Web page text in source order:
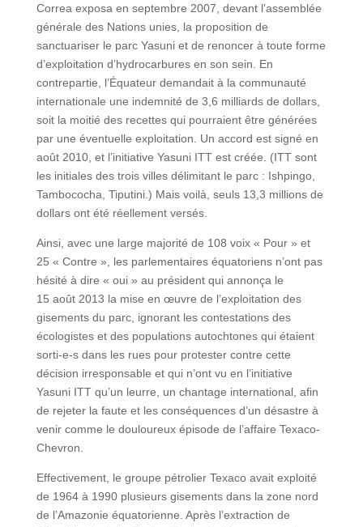
Correa exposa en septembre 2007, devant l’assemblée
générale des Nations unies, la proposition de
sanctuariser le parc Yasuni et de renoncer à toute forme
d’exploitation d’hydrocarbures en son sein. En
contrepartie, l’Équateur demandait à la communauté
internationale une indemnité de 3,6 milliards de dollars,
soit la moitié des recettes qui pourraient être générées
par une éventuelle exploitation. Un accord est signé en
août 2010, et l’initiative Yasuni ITT est créée. (ITT sont
les initiales des trois villes délimitant le parc : Ishpingo,
Tambococha, Tiputini.) Mais voilà, seuls 13,3 millions de
dollars ont été réellement versés.
Ainsi, avec une large majorité de 108 voix « Pour » et
25 « Contre », les parlementaires équatoriens n’ont pas
hésité à dire « oui » au président qui annonça le
15 août 2013 la mise en œuvre de l’exploitation des
gisements du parc, ignorant les contestations des
écologistes et des populations autochtones qui étaient
sorti-e-s dans les rues pour protester contre cette
décision irresponsable et qui n’ont vu en l’initiative
Yasuni ITT qu’un leurre, un chantage international, afin
de rejeter la faute et les conséquences d’un désastre à
venir comme le douloureux épisode de l’affaire Texaco-
Chevron.
Effectivement, le groupe pétrolier Texaco avait exploité
de 1964 à 1990 plusieurs gisements dans la zone nord
de l’Amazonie équatorienne. Après l’extraction de